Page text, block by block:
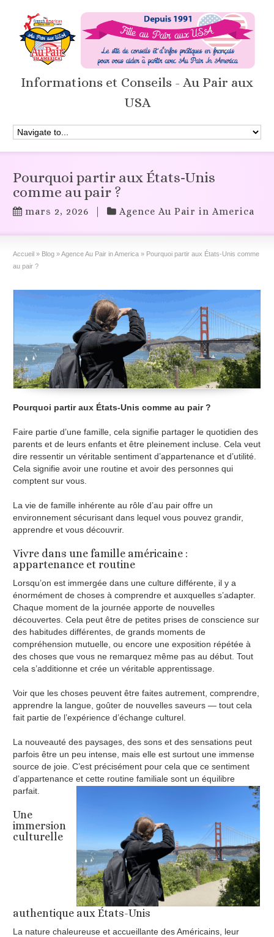
Informations et Conseils - Au Pair aux
USA
Pourquoi partir aux États-Unis
comme au pair ?
mars 2, 2026 Agence Au Pair in America
Accueil » Blog »Agence Au Pair in America » Pourquoi partir aux États-Unis comme
au pair ?
Pourquoi partir aux États-Unis comme au pair ?
Faire partie d’une famille, cela signifie partager le quotidien des
parents et de leurs enfants et être pleinement incluse. Cela veut
dire ressentir un véritable sentiment d’appartenance et d’utilité.
Cela signifie avoir une routine et avoir des personnes qui
comptent sur vous.
La vie de famille inhérente au rôle d’au pair offre un
environnement sécurisant dans lequel vous pouvez grandir,
apprendre et vous découvrir.
Vivre dans une famille américaine :
appartenance et routine
Lorsqu’on est immergée dans une culture différente, il y a
énormément de choses à comprendre et auxquelles s’adapter.
Chaque moment de la journée apporte de nouvelles
découvertes. Cela peut être de petites prises de conscience sur
des habitudes différentes, de grands moments de
compréhension mutuelle, ou encore une exposition répétée à
des choses que vous ne remarquez même pas au début. Tout
cela s’additionne et crée un véritable apprentissage.
Voir que les choses peuvent être faites autrement, comprendre,
apprendre la langue, goûter de nouvelles saveurs — tout cela
fait partie de l’expérience d’échange culturel.
La nouveauté des paysages, des sons et des sensations peut
parfois être un peu intense, mais elle est surtout une immense
source de joie. C’est précisément pour cela que ce sentiment
d’appartenance et cette routine familiale sont un équilibre
parfait.
Une
immersion
culturelle
authentique aux États-Unis
La nature chaleureuse et accueillante des Américains, leur